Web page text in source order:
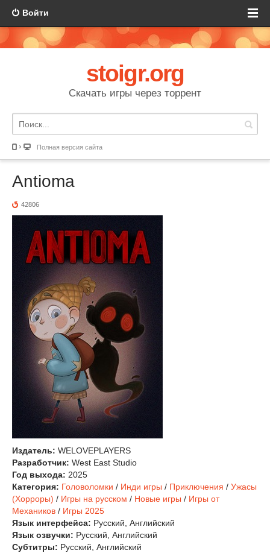
Войти
stoigr.org
Скачать игры через торрент
Полная версия сайта
Antioma
42806
Издатель: WELOVEPLAYERS
Разработчик: West East Studio
Год выхода: 2025
Категория: Головоломки / Инди игры / Приключения / Ужасы
(Хорроры) / Игры на русском / Новые игры / Игры от
Механиков / Игры 2025
Язык интерфейса: Русский, Английский
Язык озвучки: Русский, Английский
Субтитры: Русский, Английский